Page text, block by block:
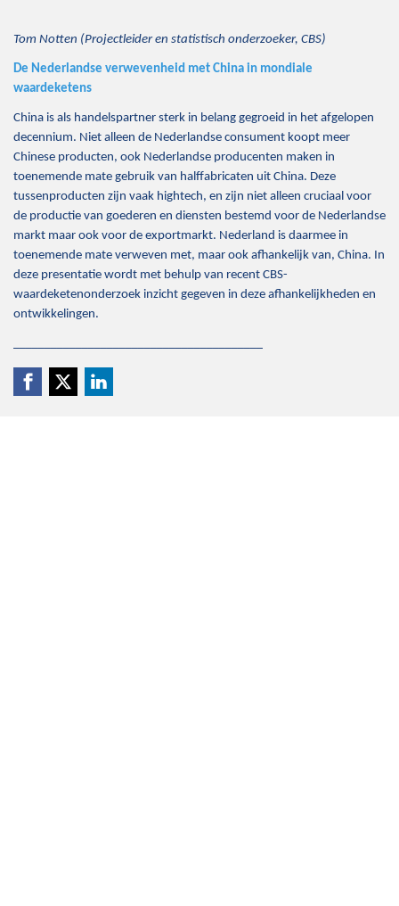
Tom Notten (Projectleider en statistisch onderzoeker, CBS)
De Nederlandse verwevenheid met China in mondiale
waardeketens
China is als handelspartner sterk in belang gegroeid in het afgelopen
decennium. Niet alleen de Nederlandse consument koopt meer
Chinese producten, ook Nederlandse producenten maken in
toenemende mate gebruik van halffabricaten uit China. Deze
tussenproducten zijn vaak hightech, en zijn niet alleen cruciaal voor
de productie van goederen en diensten bestemd voor de Nederlandse
markt maar ook voor de exportmarkt. Nederland is daarmee in
toenemende mate verweven met, maar ook afhankelijk van, China. In
deze presentatie wordt met behulp van recent CBS-
waardeketenonderzoek inzicht gegeven in deze afhankelijkheden en
ontwikkelingen.